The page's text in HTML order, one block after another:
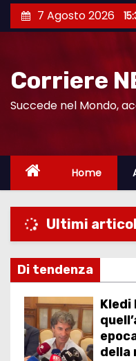
a
7 Agosto 2026
Corriere
Succede nel Mondo,
Home
Ultimi
della nave Vlora
Di tendenza
Kledi
della